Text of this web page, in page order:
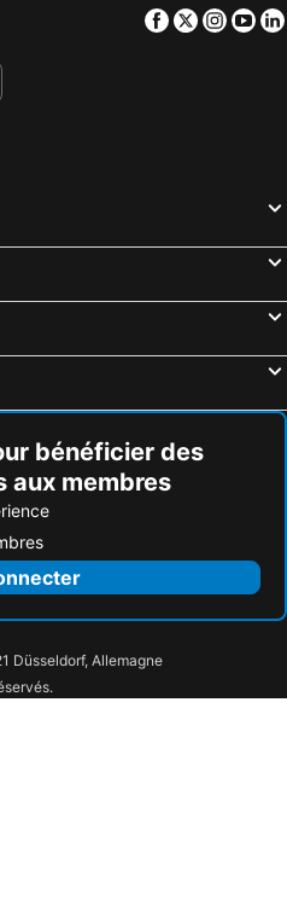
Facebook
Twitter
bénéficier des
aux membres
Düsseldorf, Allemagne